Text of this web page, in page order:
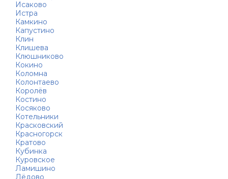
Исаково
Истра
Камкино
Капустино
Клин
Клишева
Клюшниково
Кокино
Коломна
Колонтаево
Королёв
Костино
Косяково
Котельники
Красковский
Красногорск
Кратово
Кубинка
Куровское
Ламишино
Лёдово